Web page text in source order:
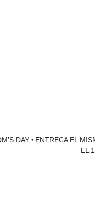
DAY • ENTREGA EL
EL